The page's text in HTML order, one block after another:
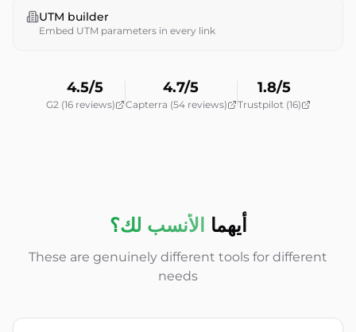
UTM builder
Embed UTM parameters in every link
4.5/5
G2 (16 reviews)
4.7/5
Capterra (54 reviews)
1.8/5
Trustpilot (16)
أيهما الأنسب لك؟
These are genuinely different tools for different
needs